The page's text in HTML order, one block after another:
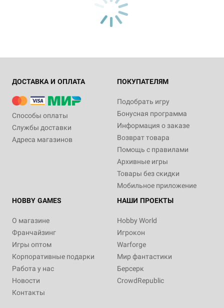
ДОСТАВКА И ОПЛАТА
Способы оплаты
Службы доставки
Адреса магазинов
ПОКУПАТЕЛЯМ
Подобрать игру
Бонусная программа
Информация о заказе
Возврат товара
Помощь с правилами
Архивные игры
Товары без скидки
Мобильное приложение
HOBBY GAMES
О магазине
Франчайзинг
Игры оптом
Корпоративные подарки
Работа у нас
Новости
Контакты
НАШИ ПРОЕКТЫ
Hobby World
Игрокон
Warforge
Мир фантастики
Берсерк
CrowdRepublic